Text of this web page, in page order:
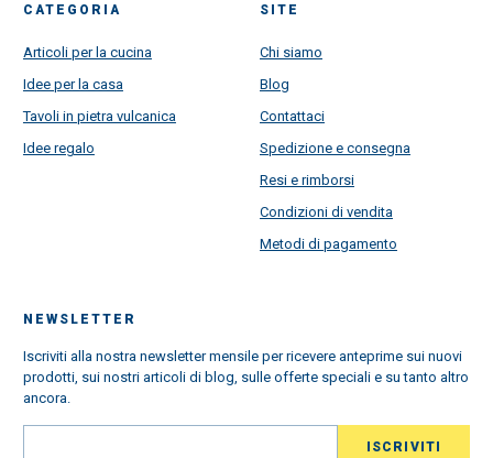
CATEGORIA
Articoli per la cucina
Idee per la casa
Tavoli in pietra vulcanica
Idee regalo
SITE
Chi siamo
Blog
Contattaci
Spedizione e consegna
Resi e rimborsi
Condizioni di vendita
Metodi di pagamento
NEWSLETTER
Iscriviti alla nostra newsletter mensile per ricevere anteprime sui nuovi
prodotti, sui nostri articoli di blog, sulle offerte speciali e su tanto altro
ancora.